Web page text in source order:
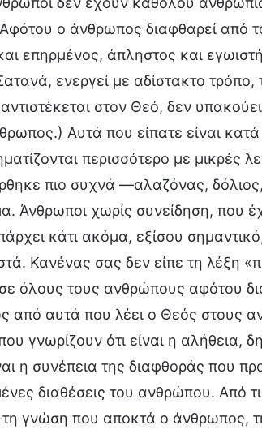
ο άνθρωπος διαφθαρεί από
επηρμένος, άπληστος και
ενεργεί με αδίστακτο τρόπο,
στον Θεό, δεν
Αυτά που είπατε είναι κατά
περισσότερο με μικρές
πιο συχνά —αλαζόνας,
Άνθρωποι χωρίς συνείδηση, που
κάτι ακόμα, εξίσου
Κανένας σας δεν είπε τη λέξη
όλους τους ανθρώπους αφότου
από αυτά που λέει ο Θεός στους
γνωρίζουν ότι είναι η αλήθεια,
η συνέπεια της διαφθοράς που
διαθέσεις του ανθρώπου. Από
γνώση που αποκτά ο άνθρωπος,